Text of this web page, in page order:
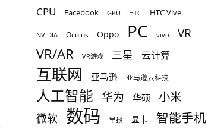
CPU Facebook GPU HTC HTC Vive
NVIDIA Oculus Oppo PC vivo VR
VR/AR VR游戏 三星 云计算
互联网 亚马逊 亚马逊云科技
人工智能 华为 华硕 小米
微软 数码 早报 显卡 智能手机